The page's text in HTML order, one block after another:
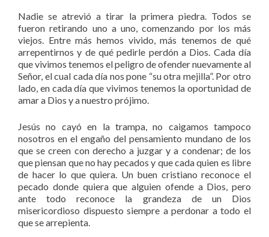
Nadie se atrevió a tirar la primera piedra. Todos se
fueron retirando uno a uno, comenzando por los más
viejos. Entre más hemos vivido, más tenemos de qué
arrepentirnos y de qué pedirle perdón a Dios. Cada día
que vivimos tenemos el peligro de ofender nuevamente al
Señor, el cual cada día nos pone “su otra mejilla”. Por otro
lado, en cada día que vivimos tenemos la oportunidad de
amar a Dios y a nuestro prójimo.
Jesús no cayó en la trampa, no caigamos tampoco
nosotros en el engaño del pensamiento mundano de los
que se creen con derecho a juzgar y a condenar; de los
que piensan que no hay pecados y que cada quien es libre
de hacer lo que quiera. Un buen cristiano reconoce el
pecado donde quiera que alguien ofende a Dios, pero
ante todo reconoce la grandeza de un Dios
misericordioso dispuesto siempre a perdonar a todo el
que se arrepienta.